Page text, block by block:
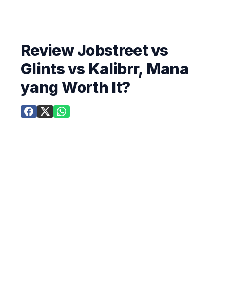
Review Jobstreet vs
Glints vs Kalibrr, Mana
yang Worth It?